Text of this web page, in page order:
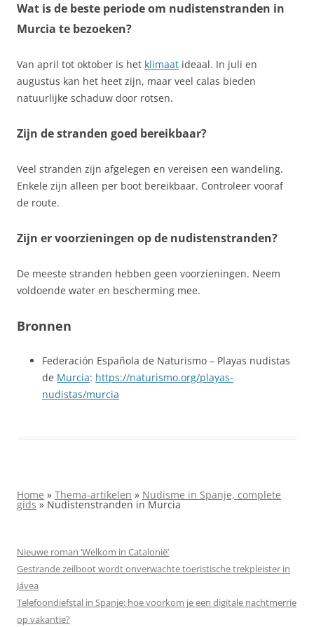
Wat is de beste periode om nudistenstranden in
Murcia te bezoeken?
Van april tot oktober is het klimaat ideaal. In juli en
augustus kan het heet zijn, maar veel calas bieden
natuurlijke schaduw door rotsen.
Zijn de stranden goed bereikbaar?
Veel stranden zijn afgelegen en vereisen een wandeling.
Enkele zijn alleen per boot bereikbaar. Controleer vooraf
de route.
Zijn er voorzieningen op de nudistenstranden?
De meeste stranden hebben geen voorzieningen. Neem
voldoende water en bescherming mee.
Bronnen
Federación Española de Naturismo – Playas nudistas
de Murcia: https://naturismo.org/playas-
nudistas/murcia
Home » Thema-artikelen » Nudisme in Spanje, complete
gids » Nudistenstranden in Murcia
Nieuwe roman ‘Welkom in Catalonië’
Gestrande zeilboot wordt onverwachte toeristische trekpleister in
Jávea
Telefoondiefstal in Spanje: hoe voorkom je een digitale nachtmerrie
op vakantie?